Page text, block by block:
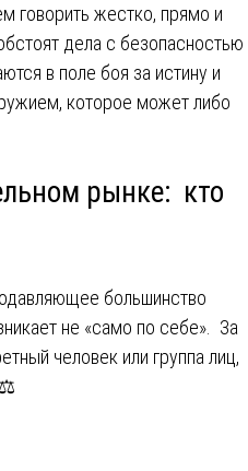
говорить жестко, прямо и
дела с безопасностью
в поле боя за истину и
которое может либо
рынке: кто
большинство
не «само по себе». За
человек или группа лиц,
⚖️